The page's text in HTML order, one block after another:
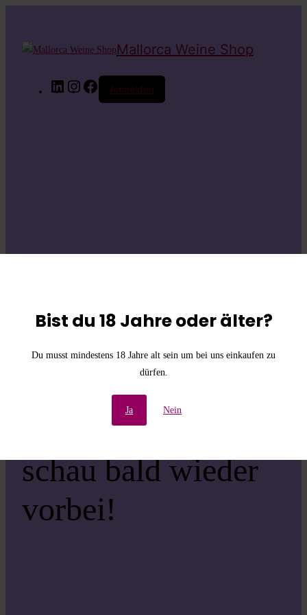
Bist du 18 Jahre oder älter?
Du musst mindestens 18 Jahre alt sein um bei uns einkaufen zu
dürfen.
Ja Nein
Mallorca Weine Shop
LinkedInInstagramFacebook
Anmelden
die
Unannehmlichkeiten!
Wir arbeiten an einer
großartigen Sache –
schau bald wieder
vorbei!